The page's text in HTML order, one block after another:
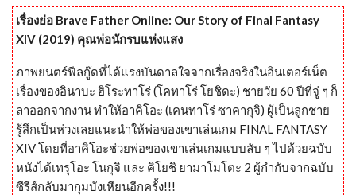
เรื่องย่อ Brave Father Online: Our Story of Final Fantasy
XIV (2019) คุณพ่อนักรบแห่งแสง
ภาพยนตร์ฟีลกู๊ดที่ได้แรงบันดาลใจจากเรื่องจริงในอินเตอร์เน็ต
เรื่องของอินาบะ ฮิโระทาโร่ (โคทาโร่ โยชิดะ) ชายวัย 60 ปีที่จู่ ๆ ก็
ลาออกจากงาน ทำให้อาคิโอะ (เคนทาโร่ ซาคากุจิ) ผู้เป็นลูกชาย
รู้สึกเป็นห่วงเลยแนะนำให้พ่อของเขาเล่นเกม FINAL FANTASY
XIV โดยที่อาคิโอะช่วยพ่อของเขาเล่นเกมแบบลับ ๆ ไปด้วยฉบับ
หนังได้เทรุโอะ โนกุจิ และ คิโยชิ ยามาโมโตะ 2 ผู้กำกับจากฉบับ
ซีรีส์กลับมากุมบังเหียนอีกครั้ง!!!